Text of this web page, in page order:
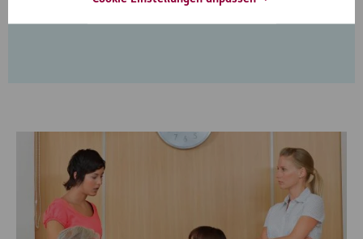
PensionierungD.A.S. Partneranwalt.